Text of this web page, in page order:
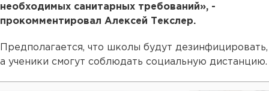
необходимых санитарных требований», -
прокомментировал Алексей Текслер.
Предполагается, что школы будут дезинфицировать,
а ученики смогут соблюдать социальную дистанцию.